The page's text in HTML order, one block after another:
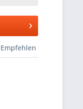
Empfehlen